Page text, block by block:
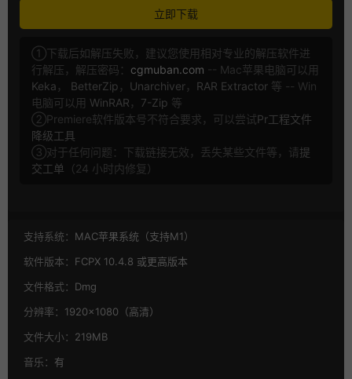
立即下载
①下载后如解压失败，建议您使用相对专业的解压软件进
行解压，解压密码： cgmuban.com -- Mac苹果电脑可以用
Keka ， BetterZip ， Unarchiver， RAR Extractor 等 -- Win
电脑可以用 WinRAR ， 7-Zip 等
②Premiere软件版本号不符合要求，可以尝试Pr工程文件
降级工具
③对于任何问题：下载链接无效，丢失某些文件等，请提
交工单 （24 小时内修复）
支持系统： MAC苹果系统（支持M1）
软件版本： FCPX 10.4.8 或更高版本
文件格式： Dmg
分辨率： 1920×1080（高清）
文件大小： 219MB
音乐： 有